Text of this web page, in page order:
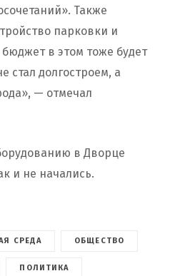
Также
парковки и
в этом тоже будет
стал долгостроем, а
— отмечал
в Дворце
и не начались.
СРЕДА ОБЩЕСТВО
ПОЛИТИКА